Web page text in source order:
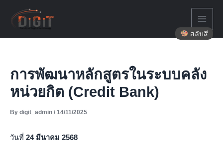
content
การพัฒนาหลักสูตรในระบบคลัง
หน่วยกิต (Credit Bank)
By digit_admin / 14/11/2025
วันที่ 24 มีนาคม 2568
สลับสี